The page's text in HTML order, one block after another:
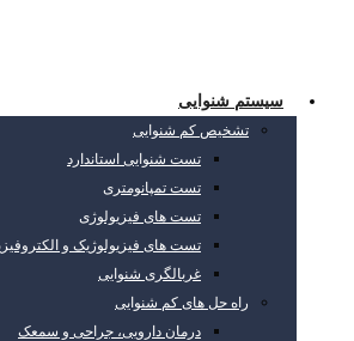
سیستم شنوایی
تشخیص کم شنوایی
تست شنوایی استاندارد
تست تمپانومتری
تست های فیزیولوژی
تست های فیزیولوژیک و
غربالگری شنوایی
راه حل های کم شنوایی
درمان دارویی، جراحی و سمعک